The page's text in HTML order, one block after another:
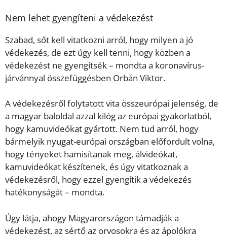
Nem lehet gyengíteni a védekezést
Szabad, sőt kell vitatkozni arról, hogy milyen a jó
védekezés, de ezt úgy kell tenni, hogy közben a
védekezést ne gyengítsék – mondta a koronavírus-
járvánnyal összefüggésben Orbán Viktor.
A védekezésről folytatott vita összeurópai jelenség, de
a magyar baloldal azzal kilóg az európai gyakorlatból,
hogy kamuvideókat gyártott. Nem tud arról, hogy
bármelyik nyugat-európai országban előfordult volna,
hogy tényeket hamisítanak meg, álvideókat,
kamuvideókat készítenek, és úgy vitatkoznak a
védekezésről, hogy ezzel gyengítik a védekezés
hatékonyságát – mondta.
Úgy látja, ahogy Magyarországon támadják a
védekezést, az sértő az orvosokra és az ápolókra